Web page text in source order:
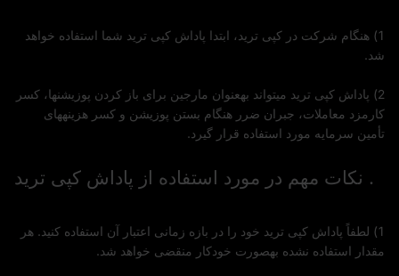
1) هنگام شرکت در کپی ترید، ابتدا پاداش کپی ترید شما استفاده خواهد
شد.
2) پاداش کپی ترید میتواند بهعنوان مارجین برای باز کردن پوزیشنها، کسر
کارمزد معاملات، جبران ضرر هنگام بستن پوزیشن و کسر هزینههای
تأمین سرمایه مورد استفاده قرار گیرد.
1) لطفاً پاداش کپی ترید خود را در بازه زمانی اعتبار آن استفاده کنید. هر
مقدار استفاده نشده بهصورت خودکار منقضی خواهد شد.